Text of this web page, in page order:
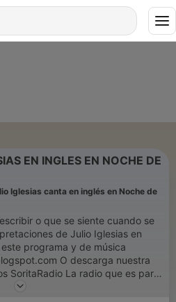
EN INGLES EN NOCHE DE
Iglesias canta en inglés en Noche de
o que se siente cuando se
de Julio Iglesias en
radio que es para